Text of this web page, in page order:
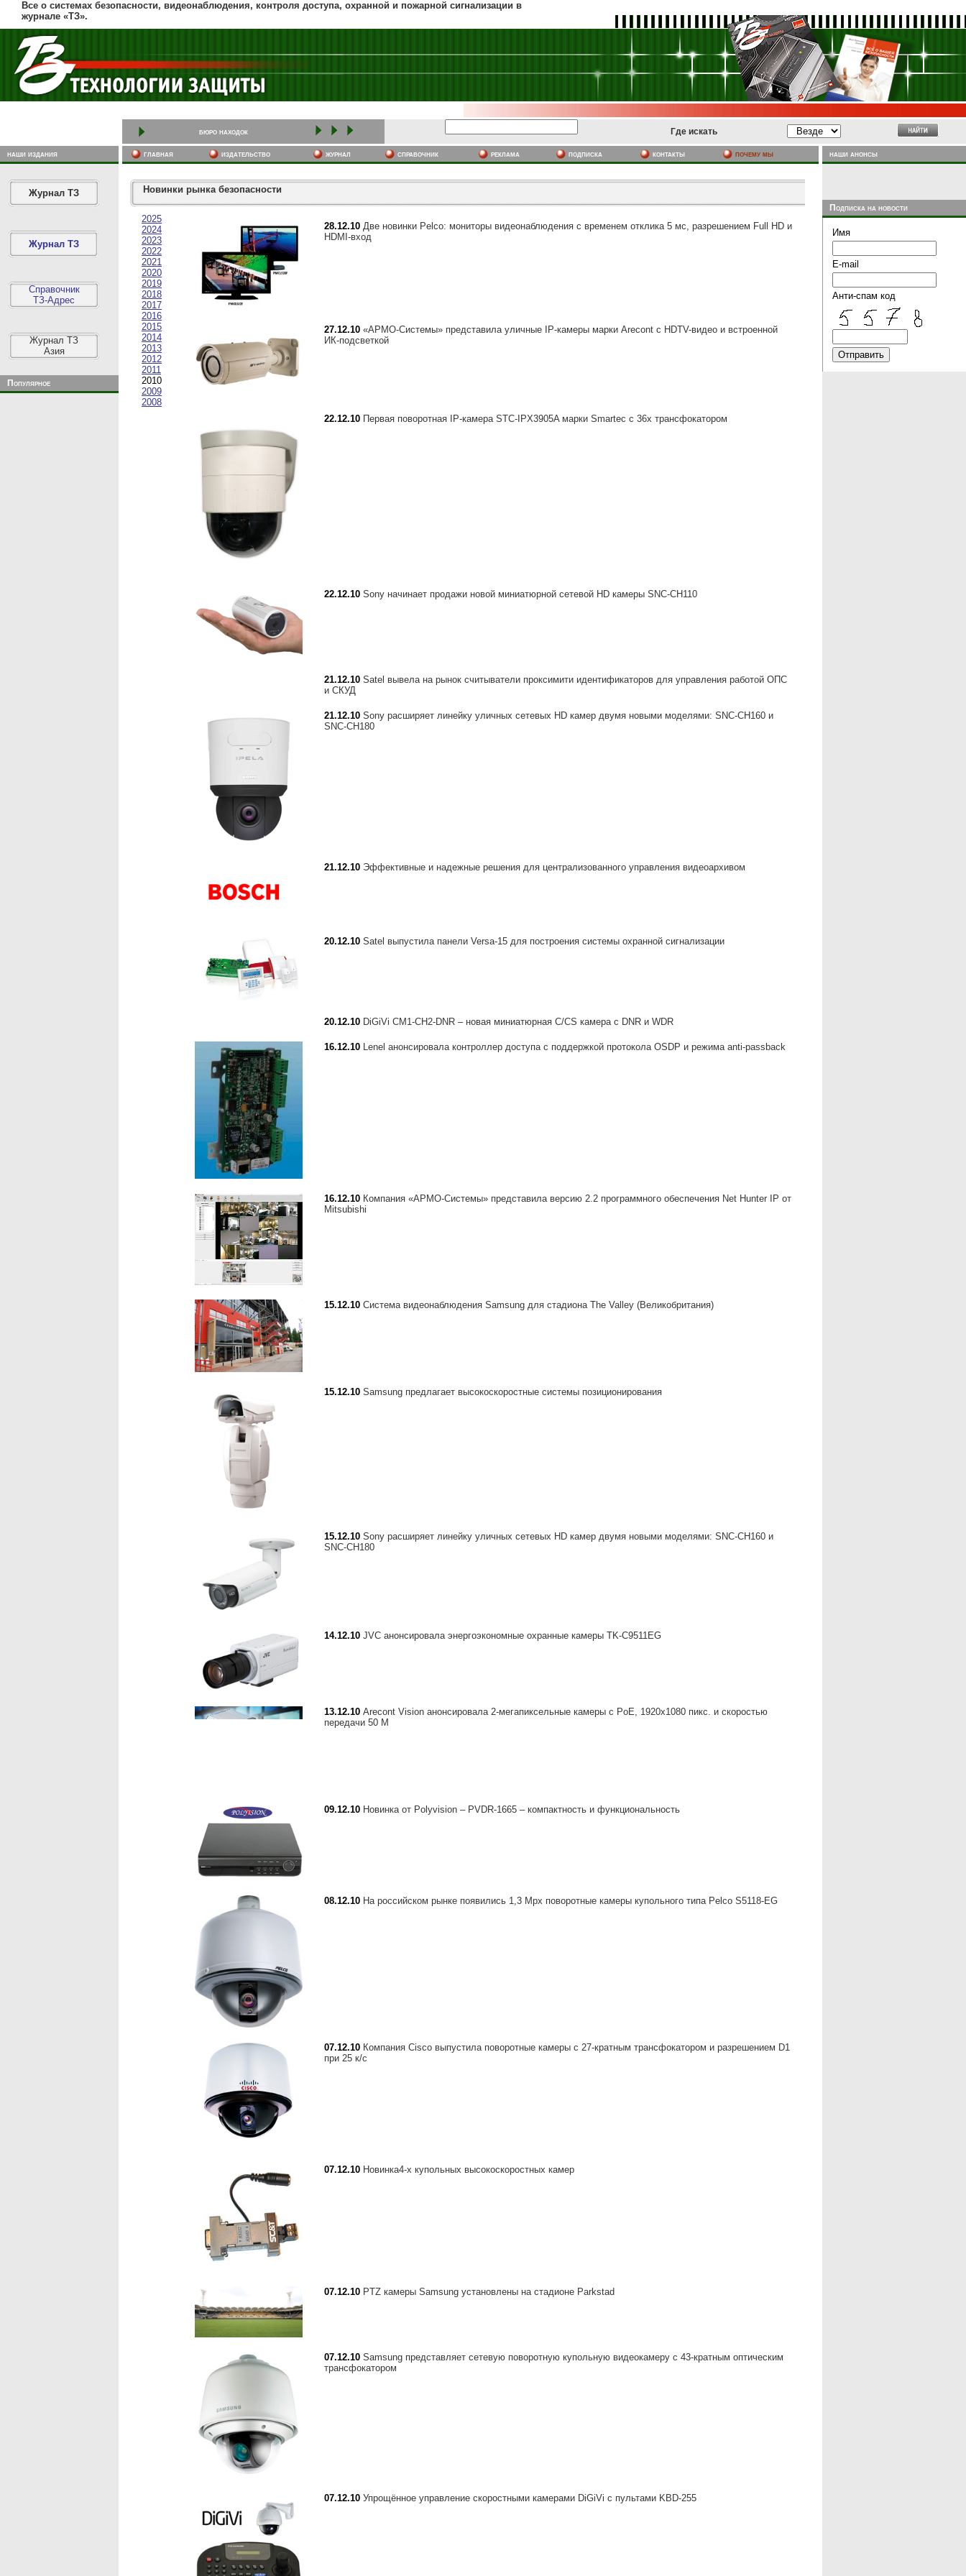
Все о системах безопасности, видеонаблюдения, контроля доступа, охранной и пожарной сигнализации в
журнале «ТЗ».
бюро находок Где искать
наши издания главная издательство журнал cправочник реклама подписка контакты почему мы наши анонсы
Журнал ТЗ
Журнал ТЗ
Справочник
ТЗ-Адрес
Журнал ТЗ
Азия
Популярное
Новинки рынка безопасности
2025
2024
2023
2022
2021
2020
2019
2018
2017
2016
2015
2014
2013
2012
2011
2010
2009
2008
28.12.10 Две новинки Pelco: мониторы видеонаблюдения с временем отклика 5 мс, разрешением Full HD и
HDMI-вход
27.12.10 «АРМО-Системы» представила уличные IP-камеры марки Arecont с HDTV-видео и встроенной
ИК-подсветкой
22.12.10 Первая поворотная IP-камера STC-IPX3905A марки Smartec с 36х трансфокатором
22.12.10 Sony начинает продажи новой миниатюрной сетевой HD камеры SNC-CH110
21.12.10 Satel вывела на рынок считыватели проксимити идентификаторов для управления работой ОПС
и СКУД
21.12.10 Sony расширяет линейку уличных сетевых HD камер двумя новыми моделями: SNC-CH160 и
SNC-CH180
21.12.10 Эффективные и надежные решения для централизованного управления видеоархивом
20.12.10 Satel выпустила панели Versa-15 для построения системы охранной сигнализации
20.12.10 DiGiVi CM1-CH2-DNR – новая миниатюрная C/CS камера с DNR и WDR
16.12.10 Lenel анонсировала контроллер доступа с поддержкой протокола OSDP и режима anti-passback
16.12.10 Компания «АРМО-Системы» представила версию 2.2 программного обеспечения Net Hunter IP от
Mitsubishi
15.12.10 Система видеонаблюдения Samsung для стадиона The Valley (Великобритания)
15.12.10 Samsung предлагает высокоскоростные системы позиционирования
15.12.10 Sony расширяет линейку уличных сетевых HD камер двумя новыми моделями: SNC-CH160 и
SNC-CH180
14.12.10 JVC анонсировала энергоэкономные охранные камеры TK-C9511EG
13.12.10 Arecont Vision анонсировала 2-мегапиксельные камеры с PoE, 1920х1080 пикс. и скоростью
передачи 50 М
09.12.10 Новинка от Polyvision – PVDR-1665 – компактность и функциональность
08.12.10 На российском рынке появились 1,3 Mpx поворотные камеры купольного типа Pelco S5118-EG
07.12.10 Компания Cisco выпустила поворотные камеры с 27-кратным трансфокатором и разрешением D1
при 25 к/с
07.12.10 Новинка4-х купольных высокоскоростных камер
07.12.10 PTZ камеры Samsung установлены на стадионе Parkstad
07.12.10 Samsung представляет сетевую поворотную купольную видеокамеру с 43-кратным оптическим
трансфокатором
07.12.10 Упрощённое управление скоростными камерами DiGiVi с пультами KBD-255
Подписка на новости
Имя
E-mail
Анти-спам код